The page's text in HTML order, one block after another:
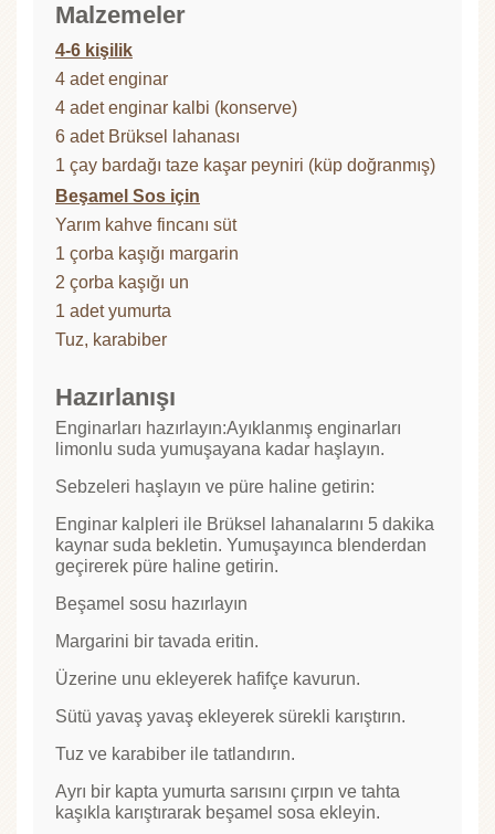
Malzemeler
4-6 kişilik
4 adet enginar
4 adet enginar kalbi (konserve)
6 adet Brüksel lahanası
1 çay bardağı taze kaşar peyniri (küp doğranmış)
Beşamel Sos için
Yarım kahve fincanı süt
1 çorba kaşığı margarin
2 çorba kaşığı un
1 adet yumurta
Tuz, karabiber
Hazırlanışı
Enginarları hazırlayın:Ayıklanmış enginarları
limonlu suda yumuşayana kadar haşlayın.
Sebzeleri haşlayın ve püre haline getirin:
Enginar kalpleri ile Brüksel lahanalarını 5 dakika
kaynar suda bekletin. Yumuşayınca blenderdan
geçirerek püre haline getirin.
Beşamel sosu hazırlayın
Margarini bir tavada eritin.
Üzerine unu ekleyerek hafifçe kavurun.
Sütü yavaş yavaş ekleyerek sürekli karıştırın.
Tuz ve karabiber ile tatlandırın.
Ayrı bir kapta yumurta sarısını çırpın ve tahta
kaşıkla karıştırarak beşamel sosa ekleyin.